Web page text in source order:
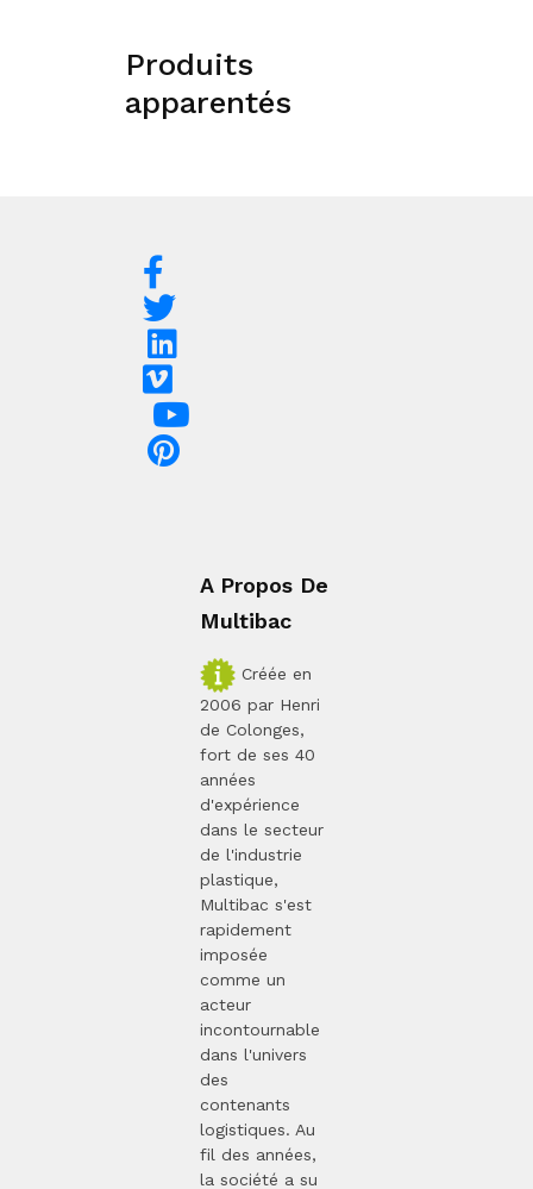
Produits
apparentés
A Propos De
Multibac
Créée en
2006 par Henri
de Colonges,
fort de ses 40
années
d'expérience
dans le secteur
de l'industrie
plastique,
Multibac s'est
rapidement
imposée
comme un
acteur
incontournable
dans l'univers
des
contenants
logistiques. Au
fil des années,
la société a su